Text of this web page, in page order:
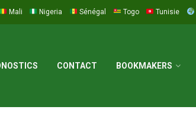
Mali Nigeria Sénégal Togo Tunisie
CONTACT BOOKMAKERS